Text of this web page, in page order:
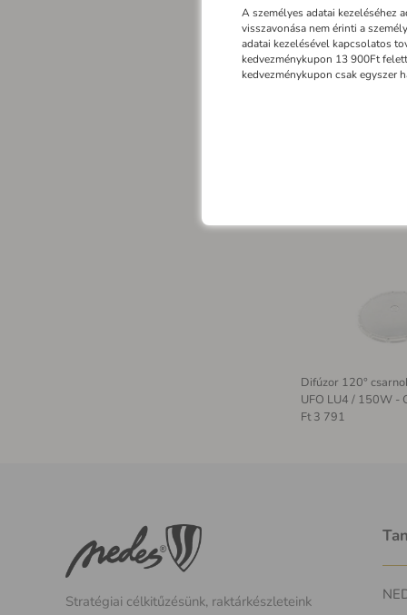
ANEDES
biztonságos
Ez a
A
szerelést,
Difúzor 120°
UFO LU4 / 150W -
Ft 3 791
Stratégiai célkitűzésünk, raktárkészleteink